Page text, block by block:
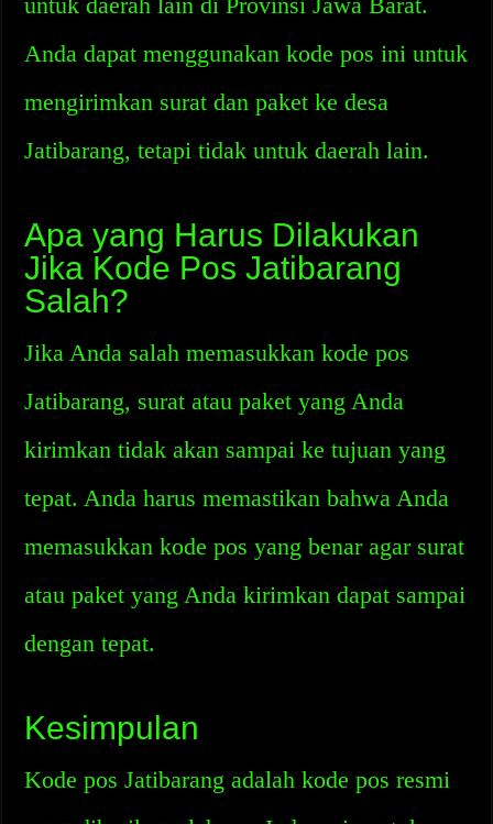
Anda dapat menggunakan kode pos ini untuk
mengirimkan surat dan paket ke desa
Jatibarang, tetapi tidak untuk daerah lain.
Apa yang Harus Dilakukan
Jika Kode Pos Jatibarang
Salah?
Jika Anda salah memasukkan kode pos
Jatibarang, surat atau paket yang Anda
kirimkan tidak akan sampai ke tujuan yang
tepat. Anda harus memastikan bahwa Anda
memasukkan kode pos yang benar agar surat
atau paket yang Anda kirimkan dapat sampai
dengan tepat.
Kesimpulan
Kode pos Jatibarang adalah kode pos resmi